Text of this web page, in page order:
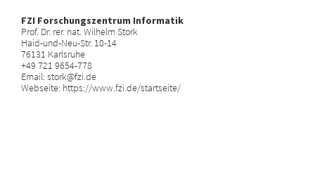
FZI Forschungszentrum Informatik
Prof. Dr. rer. nat. Wilhelm Stork
Haid-und-Neu-Str. 10-14
76131 Karlsruhe
+49 721 9654-778
Email: stork@fzi.de
Webseite: https://www.fzi.de/startseite/